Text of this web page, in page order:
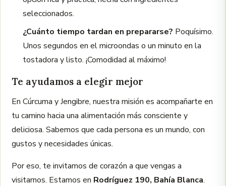
seleccionados.
¿Cuánto tiempo tardan en prepararse? Poquísimo.
Unos segundos en el microondas o un minuto en la
tostadora y listo. ¡Comodidad al máximo!
Te ayudamos a elegir mejor
En Cúrcuma y Jengibre, nuestra misión es acompañarte en
tu camino hacia una alimentación más consciente y
deliciosa. Sabemos que cada persona es un mundo, con
gustos y necesidades únicas.
Por eso, te invitamos de corazón a que vengas a
visitarnos. Estamos en Rodríguez 190, Bahía Blanca.